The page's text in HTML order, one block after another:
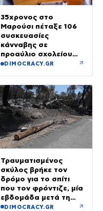
35χρονος στο
Μαρούσι πέταξε 106
συσκευασίες
κάνναβης σε
προαύλιο σχολείου
και έφυγε μόλις είδε
DIMOCRACY.GR ↗
Τραυματισμένος
σκύλος βρήκε τον
δρόμο για το σπίτι
που τον φρόντιζε, μία
εβδομάδα μετά τη
φωτιά στο Πόρτο
DIMOCRACY.GR ↗